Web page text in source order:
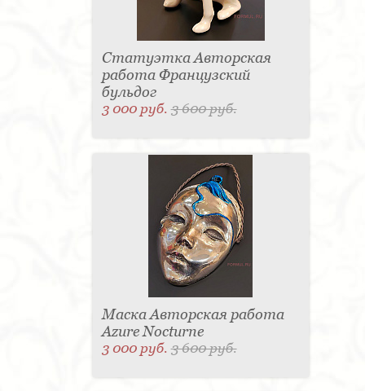
Статуэтка Авторская
работа Французский
бульдог
3 000 руб.3 600 руб.
Маска Авторская работа
Azure Nocturne
3 000 руб.3 600 руб.